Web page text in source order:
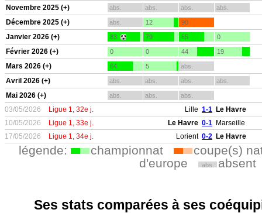
Novembre 2025 (+) abs. abs. abs. abs.
Décembre 2025 (+) abs. 12 90
Janvier 2026 (+) 83 79 65 0
Février 2026 (+) 0 0 44 19
Mars 2026 (+) 64 5 abs.
Avril 2026 (+) abs. abs. abs. abs.
Mai 2026 (+) abs. abs. abs.
03/05/2026 Ligue 1, 32e j. Lille 1-1 Le Havre
10/05/2026
Ligue 1, 33e j. Le Havre 0-1 Marseille
17/05/2026
Ligue 1, 34e j. Lorient 0-2 Le Havre
légende: championnat
coupe(s)
d'europe
abs. absent
Ses stats comparées à ses